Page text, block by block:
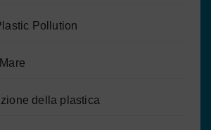
Pollution
della plastica